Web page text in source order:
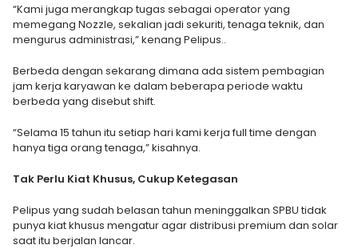
“Kami juga merangkap tugas sebagai operator yang
memegang Nozzle, sekalian jadi sekuriti, tenaga teknik, dan
mengurus administrasi,” kenang Pelipus..
Berbeda dengan sekarang dimana ada sistem pembagian
jam kerja karyawan ke dalam beberapa periode waktu
berbeda yang disebut shift.
“Selama 15 tahun itu setiap hari kami kerja full time dengan
hanya tiga orang tenaga,” kisahnya.
Tak Perlu Kiat Khusus, Cukup Ketegasan
Pelipus yang sudah belasan tahun meninggalkan SPBU tidak
punya kiat khusus mengatur agar distribusi premium dan solar
saat itu berjalan lancar.